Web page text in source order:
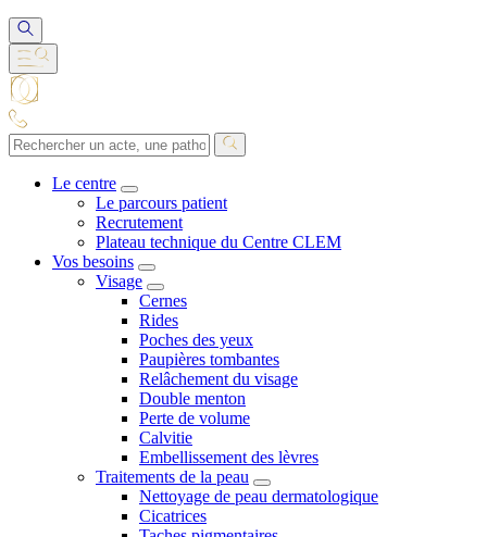
Le centre
Le parcours patient
Recrutement
Plateau technique du Centre CLEM
Vos besoins
Visage
Cernes
Rides
Poches des yeux
Paupières tombantes
Relâchement du visage
Double menton
Perte de volume
Calvitie
Embellissement des lèvres
Traitements de la peau
Nettoyage de peau dermatologique
Cicatrices